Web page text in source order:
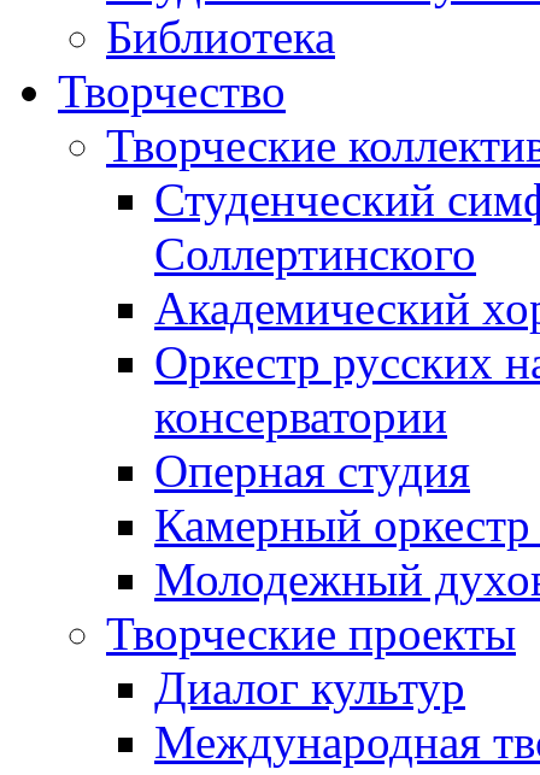
Библиотека
Творчество
Творческие
Студенческий
Соллертинского
Академический
Оркестр русских
консерватории
Оперная студия
Камерный оркестр
Молодежный
Творческие проекты
Диалог культур
Международная